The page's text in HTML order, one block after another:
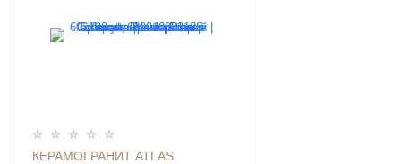
КЕРАМОГРАНИТ ATLAS